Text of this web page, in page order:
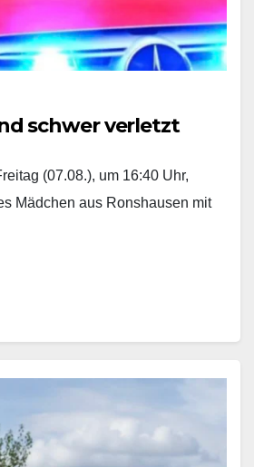
schwer verletzt
(07.08.), um 16:40 Uhr,
Mädchen aus Ronshausen mit